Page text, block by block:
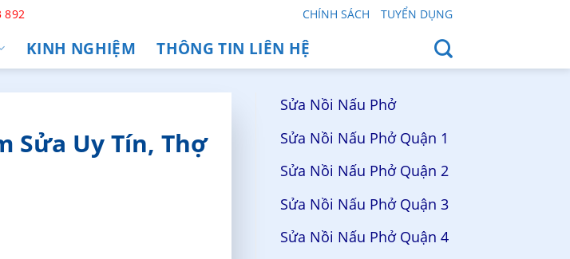
892 CHÍNH SÁCH TUYỂN DỤNG
KINH NGHIỆM THÔNG TIN LIÊN HỆ
Sửa Uy Tín, Thợ
Sửa Nồi Nấu Phở
Sửa Nồi Nấu Phở Quận 1
Sửa Nồi Nấu Phở Quận 2
Sửa Nồi Nấu Phở Quận 3
Sửa Nồi Nấu Phở Quận 4